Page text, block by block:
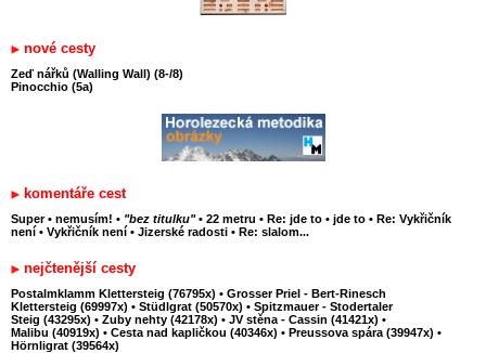
nové cesty
Zeď nářků (Walling Wall) (8-/8)
Pinocchio (5a)
komentáře cest
Super • nemusím! • "bez titulku" • 22 metru • Re: jde to • jde to • Re: Vykřičník
není • Vykřičník není • Jizerské radosti • Re: slalom...
nejčtenější cesty
Postalmklamm Klettersteig (76795x) • Grosser Priel - Bert-Rinesch
Klettersteig (69997x) • Stüdlgrat (50570x) • Spitzmauer - Stodertaler
Steig (43295x) • Zuby nehty (42178x) • JV stěna - Cassin (41421x) •
Malibu (40919x) • Cesta nad kapličkou (40346x) • Preussova spára (39947x) •
Hörnligrat (39564x)